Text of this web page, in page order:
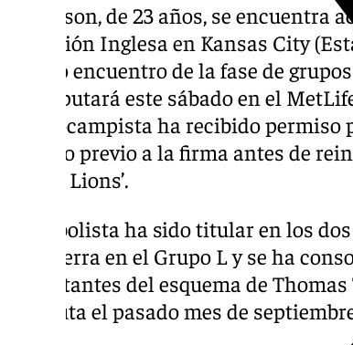
Anderson, de 23 años, se encuentra
Selección Inglesa en Kansas City
último encuentro de la fase de
se disputará este sábado en el
centrocampista ha recibido
médico previo a la firma antes de
‘Three Lions’.
El futbolista ha sido titular en los
Inglaterra en el Grupo L y se ha
importantes del esquema de
absoluta el pasado mes de